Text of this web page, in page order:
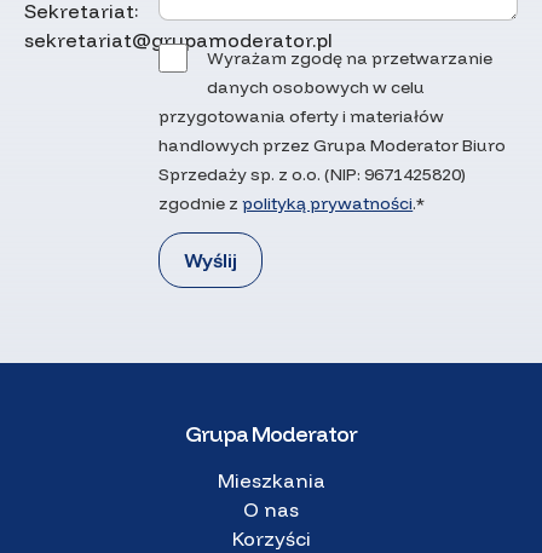
Sekretariat:
sekretariat@grupamoderator.pl
Wyrażam zgodę na przetwarzanie
danych osobowych w celu
przygotowania oferty i materiałów
handlowych przez Grupa Moderator Biuro
Sprzedaży sp. z o.o. (NIP: 9671425820)
zgodnie zpolityką prywatności.*
Grupa Moderator
Mieszkania
O nas
Korzyści